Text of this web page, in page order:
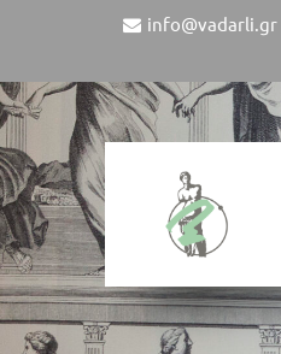
info@vadarli.gr